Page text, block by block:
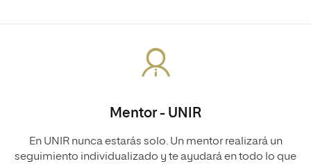
Mentor - UNIR
En UNIR nunca estarás solo. Un mentor realizará un
seguimiento individualizado y te ayudará en todo lo que